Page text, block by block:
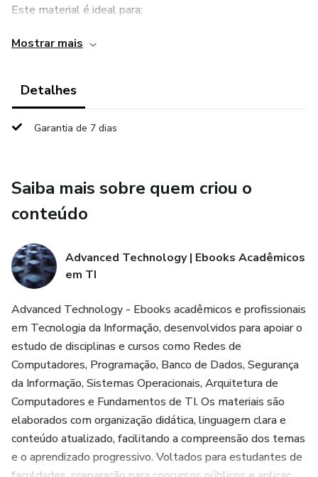
Este material é ideal para:
• Iniciantes que desejam construir uma base sólida em
• Estudantes de TI, Ciência da Computação e áreas afins
mercado.
como NoSQL pode escalar seus negócios.
Com linguagem clara, exemplos práticos e uma abordagem
mas prepara você para aplicar o NoSQL em projetos reais,
desde aplicações web e móveis até sistemas de IoT e
analytics em tempo real. Invista no conhecimento que está
moldando o futuro dos dados e acelere sua carreira na
tecnologia.
ÁREA
Banco de Dados, Banco de Dados NoSQL, Bancos Não
Mostrar mais
Detalhes
Garantia de 7 dias
Saiba mais sobre quem criou o
conteúdo
Advanced Technology | Ebooks Acadêmicos
em TI
Advanced Technology - Ebooks acadêmicos e profissionais
em Tecnologia da Informação, desenvolvidos para apoiar o
estudo de disciplinas e cursos como Redes de
Computadores, Programação, Banco de Dados, Segurança
da Informação, Sistemas Operacionais, Arquitetura de
Computadores e Fundamentos de TI. Os materiais são
elaborados com organização didática, linguagem clara e
conteúdo atualizado, facilitando a compreensão dos temas
e o aprendizado progressivo. Voltados para estudantes de